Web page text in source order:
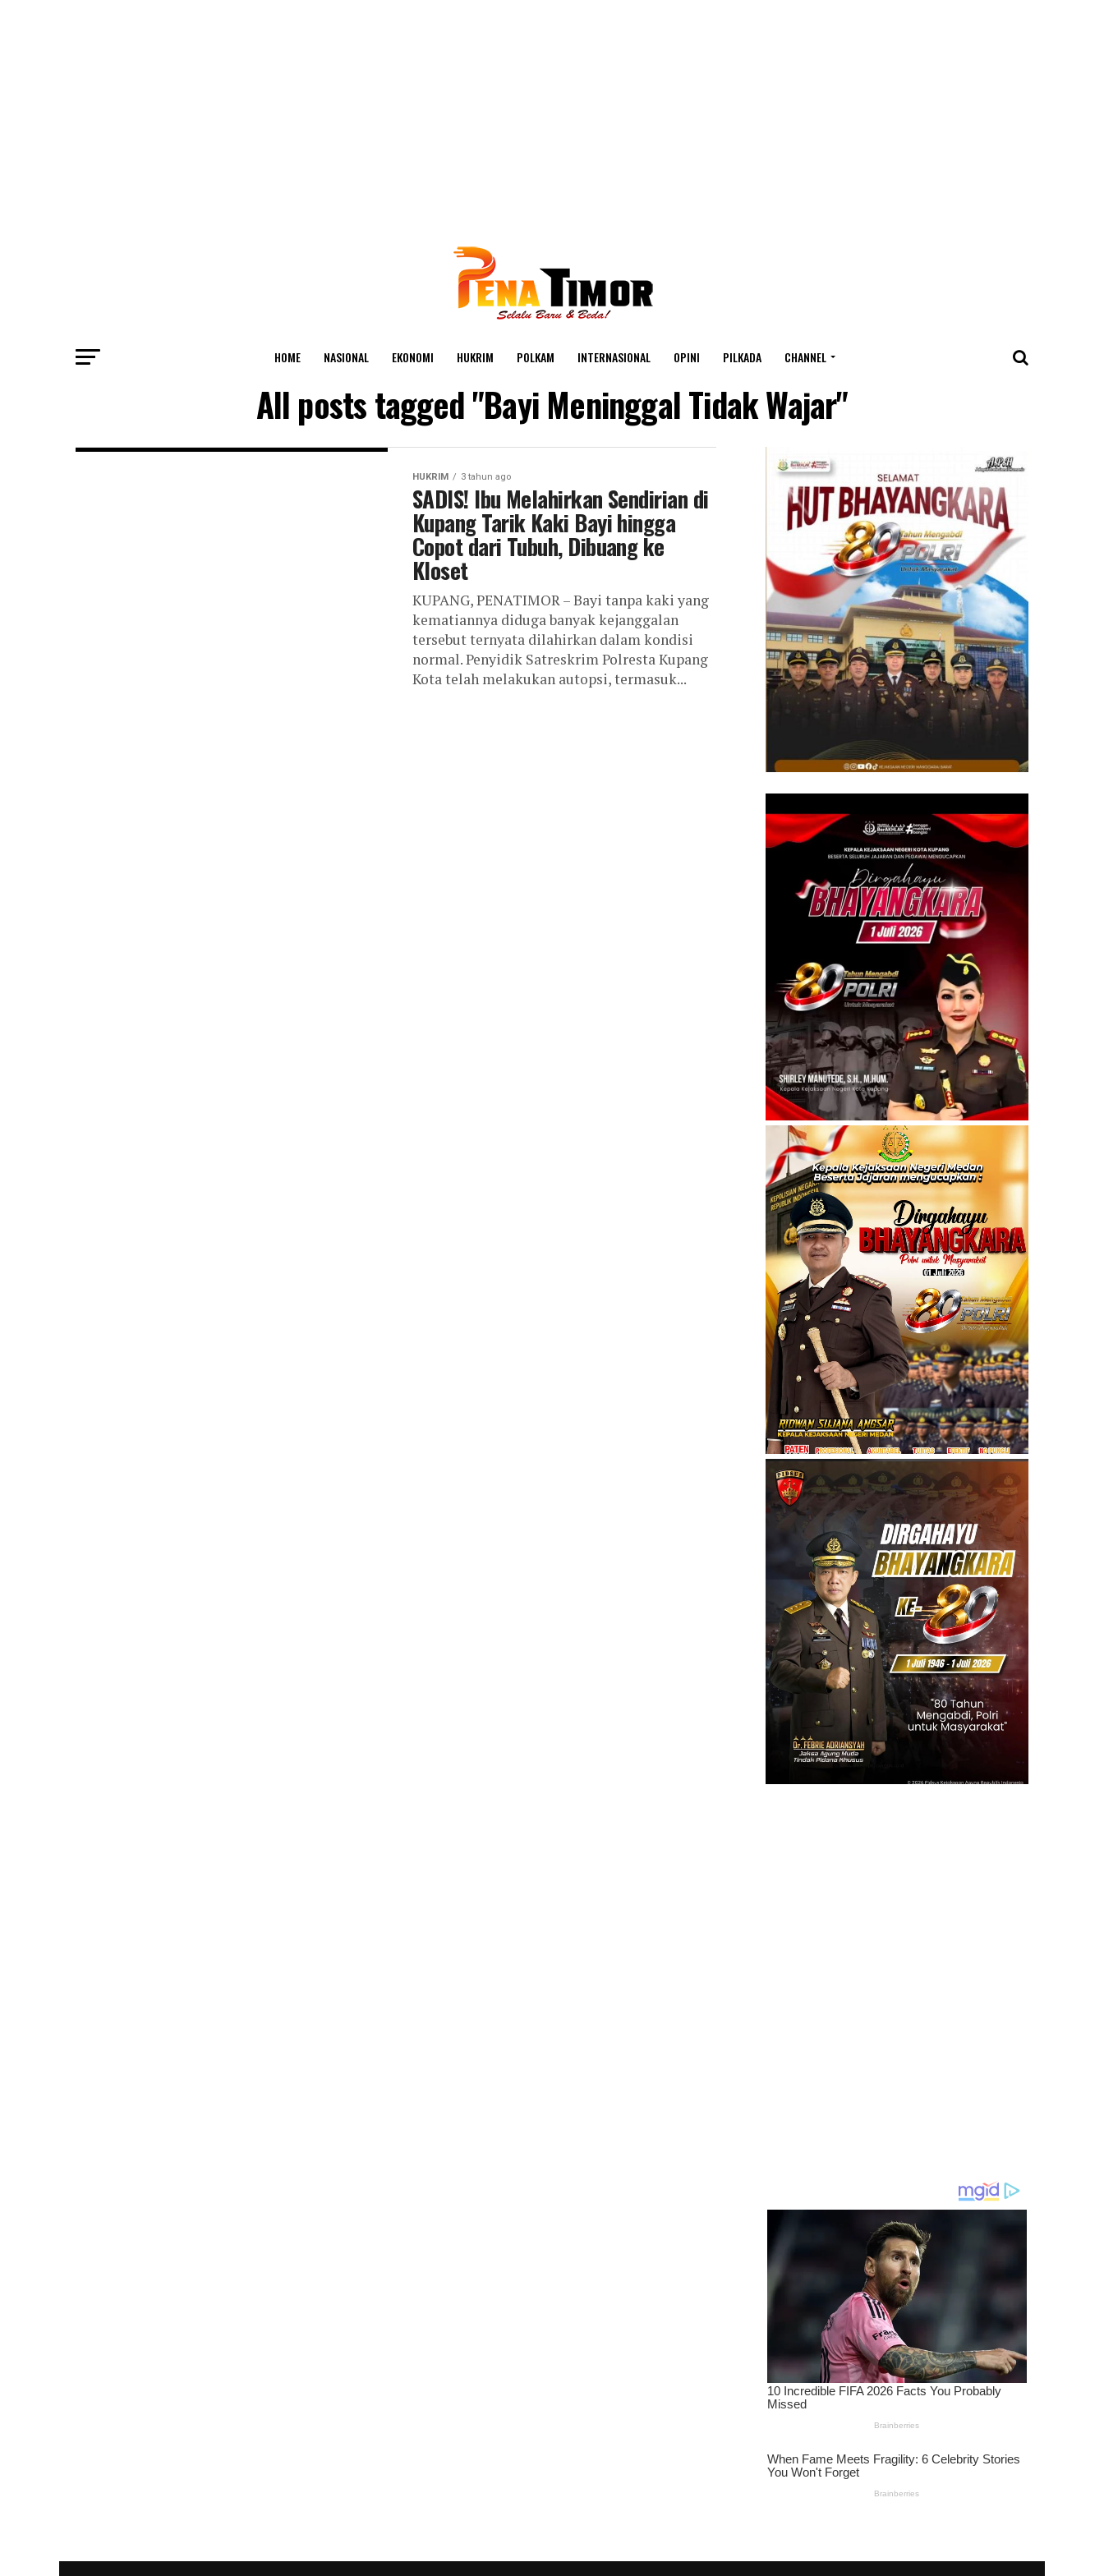
HOME NASIONAL EKONOMI HUKRIM POLKAM INTERNASIONAL OPINI PILKADA CHANNEL
All posts tagged "Bayi Meninggal Tidak Wajar"
HUKRIM 3 tahun ago
SADIS! Ibu Melahirkan Sendirian di
Kupang Tarik Kaki Bayi hingga
Copot dari Tubuh, Dibuang ke
Kloset
KUPANG, PENATIMOR – Bayi tanpa kaki yang
kematiannya diduga banyak kejanggalan
tersebut ternyata dilahirkan dalam kondisi
normal. Penyidik Satreskrim Polresta Kupang
Kota telah melakukan autopsi, termasuk...